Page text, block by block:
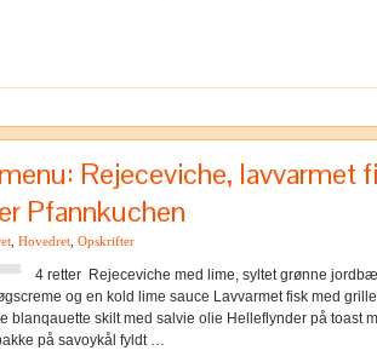
Rejeceviche, lavvarmet
Pfannkuchen
Hovedret Opskrifter
4 retter Rejeceviche med lime, syltet grønne
og en kold lime sauce Lavvarmet fisk med
blanqauette skilt med salvie olie Helleflynder på toast
på savoykål fyldt …